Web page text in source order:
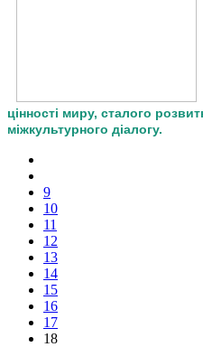
цінності миру, сталого
міжкультурного діалогу.
9
10
11
12
13
14
15
16
17
18